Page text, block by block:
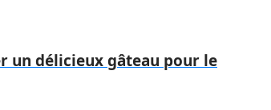
un délicieux gâteau pour le